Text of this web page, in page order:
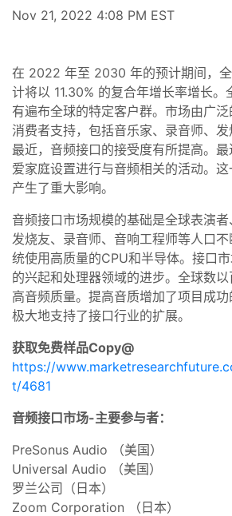
Nov 21, 2022 4:08 PM EST
在 2022 年至 2030 年的预计期间，
计将以 11.30% 的复合年增长率增长。
有遍布全球的特定客户群。市场由广
消费者支持，包括音乐家、录音师、发
最近，音频接口的接受度有所提高。
爱家庭设置进行与音频相关的活动。
产生了重大影响。
音频接口市场规模的基础是全球表演者
发烧友、录音师、音响工程师等人口
统使用高质量的CPU和半导体。接口
的兴起和处理器领域的进步。全球数
高音频质量。提高音质增加了项目成
极大地支持了接口行业的扩展。
获取免费样品Copy@
https://
t/4681
音频接口市场-主要参与者：
PreSonus Audio （美国）
Universal Audio （美国）
罗兰公司（日本）
Zoom Corporation （日本）